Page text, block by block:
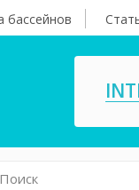
бассейнов